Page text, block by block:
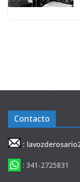
Contacto
:
: 341-2725831